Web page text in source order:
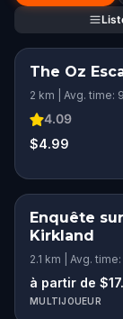
The Oz
2 km | Avg. time:
4.09
$4.99
Enquête
Kirkland
2.1 km | Avg.
à partir de
MULTIJOUEUR